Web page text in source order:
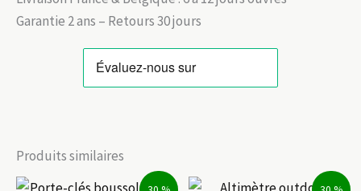
Garantie 2 ans – Retours 30 jours
Produits similaires